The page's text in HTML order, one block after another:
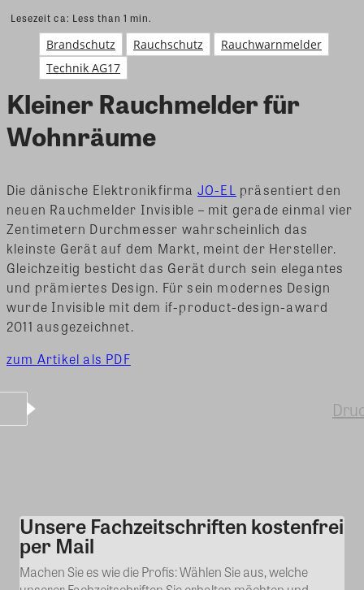
Lesezeit ca: Less than 1 min.
Brandschutz Rauchschutz
Rauchwarnmelder
Technik AG17
Kleiner Rauchmelder für
Wohnräume
Die dänische Elektronikfirma JO-EL präsentiert den
neuen Rauchmelder Invisible – mit gerade einmal vier
Zentimetern Durchmesser wahrscheinlich das
kleinste Gerät auf dem Markt, meint der Hersteller.
Gleichzeitig besticht das Gerät durch sein elegantes
und prämiertes Design. Für sein modernes Design
wurde Invisible mit dem if-product-design-award
2011 ausgezeichnet.
zum Artikel als PDF
Kommentar
Unsere Fachzeitschriften kostenfrei
per Mail
Machen Sie es wie die Profis: Wählen Sie aus, welche